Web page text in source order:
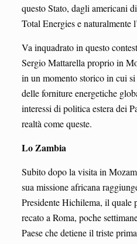
questo Stato, dagli americani
Total Energies e naturalmente
Va inquadrato in questo
Sergio Mattarella proprio in
in un momento storico in cui
delle forniture energetiche
interessi di politica estera dei
realtà come queste.
Lo Zambia
Subito dopo la visita in
sua missione africana
Presidente Hichilema, il quale
recato a Roma, poche
Paese che detiene il triste